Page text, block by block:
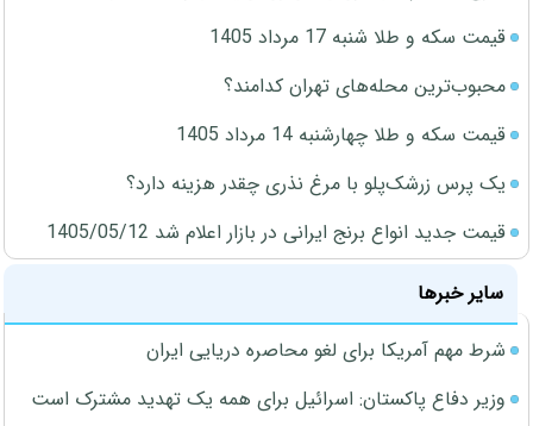
قیمت سکه و طلا شنبه 17 مرداد 1405
محبوب‌ترین محله‌های تهران کدامند؟
قیمت سکه و طلا چهارشنبه 14 مرداد 1405
یک پرس زرشک‌پلو با مرغ نذری چقدر هزینه دارد؟
قیمت جدید انواع برنج ایرانی در بازار اعلام شد 1405/05/12
سایر خبرها
شرط مهم آمریکا برای لغو محاصره دریایی ایران
وزیر دفاع پاکستان: اسرائیل برای همه یک تهدید مشترک است